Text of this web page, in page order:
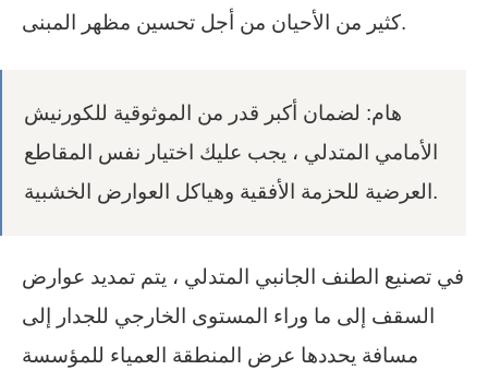
كثير من الأحيان من أجل تحسين مظهر المبنى.
هام: لضمان أكبر قدر من الموثوقية للكورنيش
الأمامي المتدلي ، يجب عليك اختيار نفس المقاطع
العرضية للحزمة الأفقية وهياكل العوارض الخشبية.
في تصنيع الطنف الجانبي المتدلي ، يتم تمديد عوارض
السقف إلى ما وراء المستوى الخارجي للجدار إلى
مسافة يحددها عرض المنطقة العمياء للمؤسسة